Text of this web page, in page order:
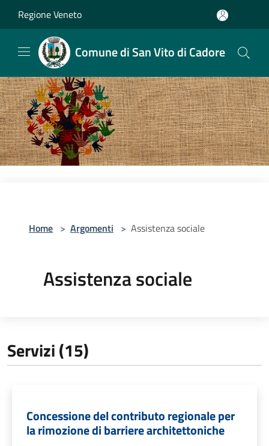
Regione Veneto
Comune di San Vito di Cadore
Home > Argomenti > Assistenza sociale
Assistenza sociale
Servizi (15)
Concessione del contributo regionale per
la rimozione di barriere architettoniche